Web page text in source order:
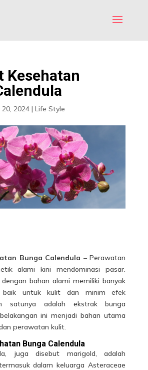
Kesehatan
20, 2024| Life Style
Bunga Calendula – Perawatan
alami kini mendominasi pasar.
bahan alami memiliki banyak
baik untuk kulit dan minim efek
satunya adalah ekstrak bunga
ini menjadi bahan utama
perawatan kulit.
Bunga Calendula
, juga disebut marigold, adalah
dalam keluarga Asteraceae